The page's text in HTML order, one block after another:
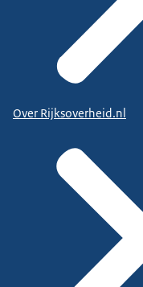
Over Rijksoverheid.nl